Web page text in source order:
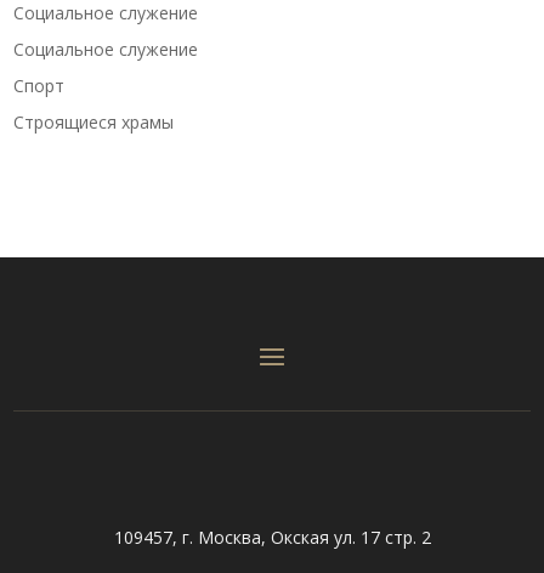
Социальное служение
Социальное служение
Спорт
Строящиеся храмы
109457, г. Москва, Окская ул. 17 стр. 2